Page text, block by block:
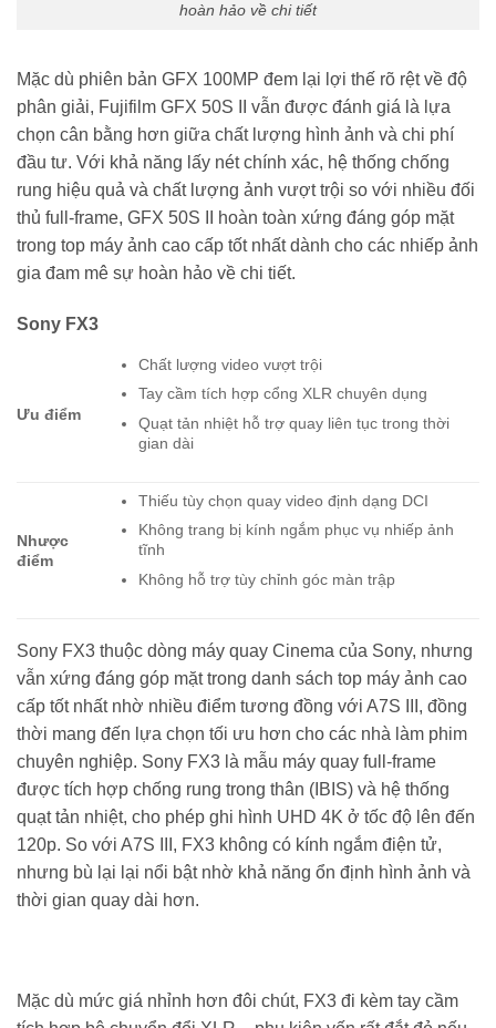
hoàn hảo về chi tiết
Mặc dù phiên bản GFX 100MP đem lại lợi thế rõ rệt về độ
phân giải, Fujifilm GFX 50S II vẫn được đánh giá là lựa
chọn cân bằng hơn giữa chất lượng hình ảnh và chi phí
đầu tư. Với khả năng lấy nét chính xác, hệ thống chống
rung hiệu quả và chất lượng ảnh vượt trội so với nhiều đối
thủ full-frame, GFX 50S II hoàn toàn xứng đáng góp mặt
trong top máy ảnh cao cấp tốt nhất dành cho các nhiếp ảnh
gia đam mê sự hoàn hảo về chi tiết.
Sony FX3
Ưu điểm
Chất lượng video vượt trội
Tay cầm tích hợp cổng XLR chuyên dụng
Quạt tản nhiệt hỗ trợ quay liên tục trong thời
gian dài
Nhược
điểm
Thiếu tùy chọn quay video định dạng DCI
Không trang bị kính ngắm phục vụ nhiếp ảnh
tĩnh
Không hỗ trợ tùy chỉnh góc màn trập
Sony FX3 thuộc dòng máy quay Cinema của Sony, nhưng
vẫn xứng đáng góp mặt trong danh sách top máy ảnh cao
cấp tốt nhất nhờ nhiều điểm tương đồng với A7S III, đồng
thời mang đến lựa chọn tối ưu hơn cho các nhà làm phim
chuyên nghiệp. Sony FX3 là mẫu máy quay full-frame
được tích hợp chống rung trong thân (IBIS) và hệ thống
quạt tản nhiệt, cho phép ghi hình UHD 4K ở tốc độ lên đến
120p. So với A7S III, FX3 không có kính ngắm điện tử,
nhưng bù lại lại nổi bật nhờ khả năng ổn định hình ảnh và
thời gian quay dài hơn.
Mặc dù mức giá nhỉnh hơn đôi chút, FX3 đi kèm tay cầm